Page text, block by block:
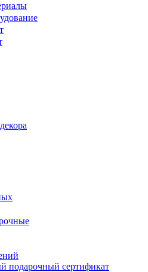
подарочный сертификат